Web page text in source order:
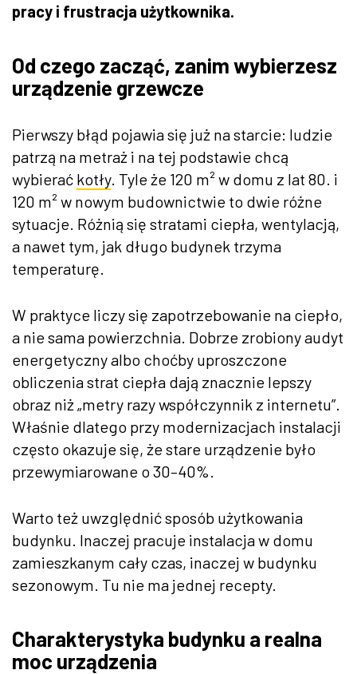
pracy i frustracja użytkownika.
Od czego zacząć, zanim wybierzesz
urządzenie grzewcze
Pierwszy błąd pojawia się już na starcie: ludzie
patrzą na metraż i na tej podstawie chcą
wybierać kotły. Tyle że 120 m² w domu z lat 80. i
120 m² w nowym budownictwie to dwie różne
sytuacje. Różnią się stratami ciepła, wentylacją,
a nawet tym, jak długo budynek trzyma
temperaturę.
W praktyce liczy się zapotrzebowanie na ciepło,
a nie sama powierzchnia. Dobrze zrobiony audyt
energetyczny albo choćby uproszczone
obliczenia strat ciepła dają znacznie lepszy
obraz niż „metry razy współczynnik z internetu”.
Właśnie dlatego przy modernizacjach instalacji
często okazuje się, że stare urządzenie było
przewymiarowane o 30–40%.
Warto też uwzględnić sposób użytkowania
budynku. Inaczej pracuje instalacja w domu
zamieszkanym cały czas, inaczej w budynku
sezonowym. Tu nie ma jednej recepty.
Charakterystyka budynku a realna
moc urządzenia